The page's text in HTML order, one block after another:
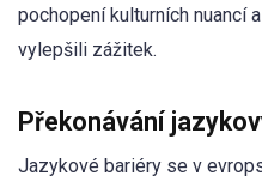
pochopení kulturních nuancí
vylepšili zážitek.
Překonávání
Jazykové bariéry se v